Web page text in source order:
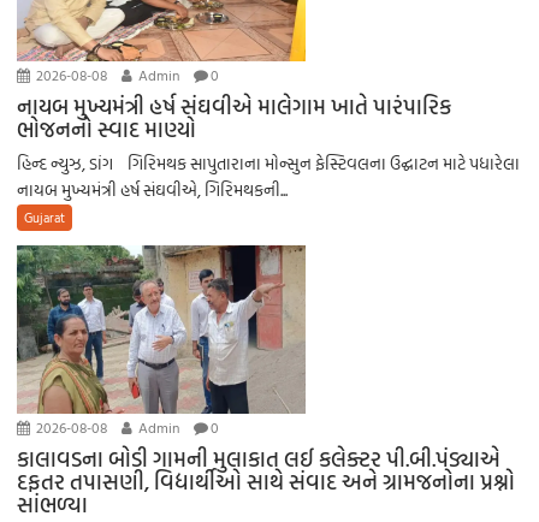
2026-08-08 Admin 0
નાયબ મુખ્યમંત્રી હર્ષ સંઘવીએ માલેગામ ખાતે પારંપારિક
ભોજનનો સ્વાદ માણ્યો
હિન્દ ન્યુઝ, ડાંગ ગિરિમથક સાપુતારાના મોન્સુન ફેસ્ટિવલના ઉદ્ઘાટન માટે પધારેલા
નાયબ મુખ્યમંત્રી હર્ષ સંઘવીએ, ગિરિમથકની...
Gujarat
2026-08-08 Admin 0
કાલાવડના બોડી ગામની મુલાકાત લઈ કલેક્ટર પી.બી.પંડ્યાએ
દફતર તપાસણી, વિદ્યાર્થીઓ સાથે સંવાદ અને ગ્રામજનોના પ્રશ્નો
સાંભળ્યા